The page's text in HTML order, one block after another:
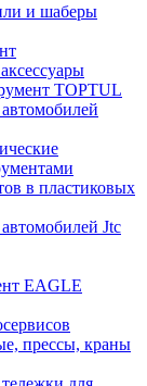
и шаберы
TOPTUL
в пластиковых
Jtc
EAGLE
прессы, краны